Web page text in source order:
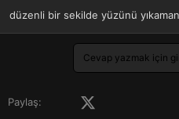
düzenli bir sekilde yüzünü
Cevap yazmak için
Paylaş: Facebook